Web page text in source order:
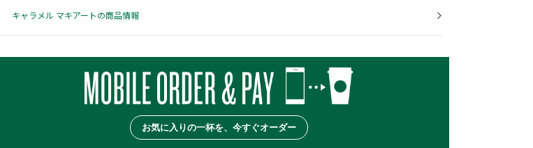
キャラメル マキアートの商品情報
お気に入りの一杯を、今すぐオーダー